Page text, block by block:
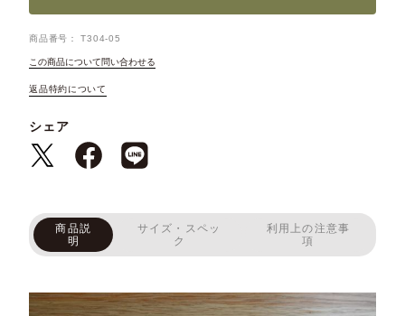
商品番号 T304-05
この商品について問い合わせる
返品特約について
シェア
商品説
明
サイズ・スペッ
ク
利用上の注意事
項